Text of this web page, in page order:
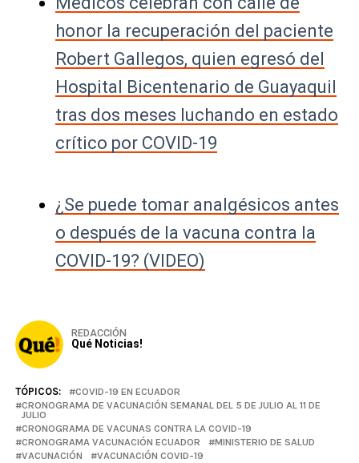
honor la recuperación del paciente
Robert Gallegos, quien egresó del
Hospital Bicentenario de Guayaquil
tras dos meses luchando en estado
crítico por COVID-19
¿Se puede tomar analgésicos antes
o después de la vacuna contra la
COVID-19? (VIDEO)
REDACCIÓN
Qué Noticias!
TÓPICOS:
COVID-19 EN ECUADOR
CRONOGRAMA DE VACUNACIÓN SEMANAL DEL 5 DE JULIO AL 11 DE
JULIO
CRONOGRAMA DE VACUNAS CONTRA LA COVID-19
CRONOGRAMA VACUNACIÓN ECUADOR
MINISTERIO DE SALUD
VACUNACIÓN
VACUNACIÓN COVID-19